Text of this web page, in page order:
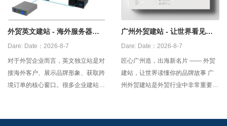
长，
外贸英文建站 - 海外服务器！
更顺畅！
Dare: Date：2026-8-7
对于外贸企业而言，英文独立站是对
接海外客户、展示品牌形象、获取跨
境订单的核心窗口。很多企业建站
因大多是选用了国内服务器。想要让
广州外贸建站 - 让世界看见你
的‘广式’实力
Dare: Date：2026-8-7
匠心广州造，出海新名片 —— 外贸
建站，让世界读懂你的品牌故事 广
州外贸建站是外贸行业中非常重要的
客户。近年来，随着互联网的普及和